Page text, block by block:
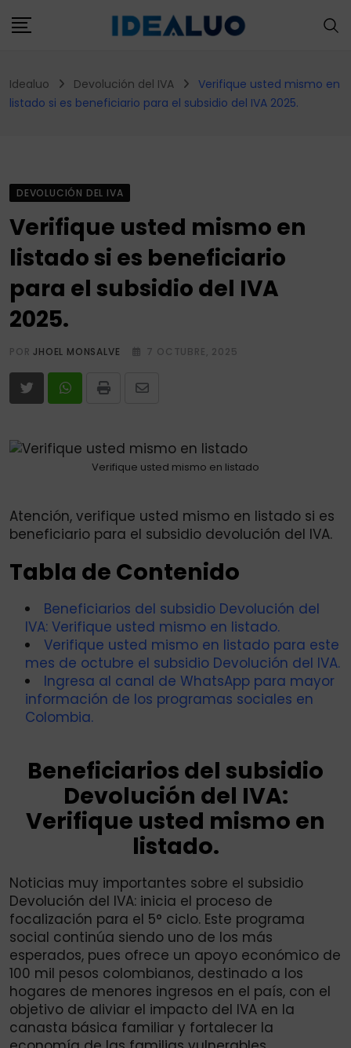
to
Idealuo Devolución del IVA
Verifique usted mismo en
listado si es beneficiario para el subsidio del IVA 2025.
DEVOLUCIÓN DEL IVA
Verifique usted mismo en
listado si es beneficiario
para el subsidio del IVA
2025.
PORJHOEL MONSALVE 7 OCTUBRE, 2025
Print
Share
Verifique usted mismo en listado
Atención, verifique usted mismo en listado si es
beneficiario para el subsidio devolución del IVA.
Tabla de Contenido
Beneficiarios del subsidio Devolución del
IVA: Verifique usted mismo en listado.
Verifique usted mismo en listado para este
mes de octubre el subsidio Devolución del IVA.
Ingresa al canal de WhatsApp para mayor
información de los programas sociales en
Colombia.
Beneficiarios del subsidio
Devolución del IVA:
Verifique usted mismo en
listado.
Noticias muy importantes sobre el subsidio
Devolución del IVA: inicia el proceso de
focalización para el 5° ciclo. Este programa
social continúa siendo uno de los más
esperados, pues ofrece un apoyo económico de
100 mil pesos colombianos, destinado a los
hogares de menores ingresos en el país, con el
objetivo de aliviar el impacto del IVA en la
canasta básica familiar y fortalecer la